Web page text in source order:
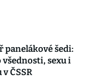
panelákové šedi:
sexu i
ČSSR